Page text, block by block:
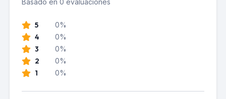
Basado en 0 evaluaciones
5 0%
4 0%
3 0%
2 0%
1 0%